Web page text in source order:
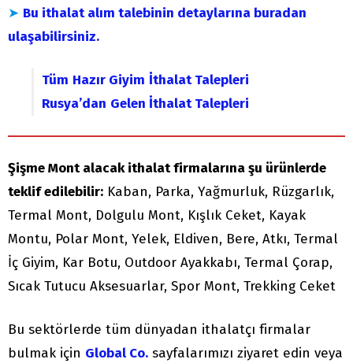
➤ Bu ithalat alım talebinin detaylarına buradan
ulaşabilirsiniz.
Tüm Hazır Giyim İthalat Talepleri
Rusya’dan Gelen İthalat Talepleri
Şişme Mont alacak ithalat firmalarına şu ürünlerde
teklif edilebilir: Kaban, Parka, Yağmurluk, Rüzgarlık,
Termal Mont, Dolgulu Mont, Kışlık Ceket, Kayak
Montu, Polar Mont, Yelek, Eldiven, Bere, Atkı, Termal
İç Giyim, Kar Botu, Outdoor Ayakkabı, Termal Çorap,
Sıcak Tutucu Aksesuarlar, Spor Mont, Trekking Ceket
Bu sektörlerde tüm dünyadan ithalatçı firmalar
bulmak için Global Co. sayfalarımızı ziyaret edin veya